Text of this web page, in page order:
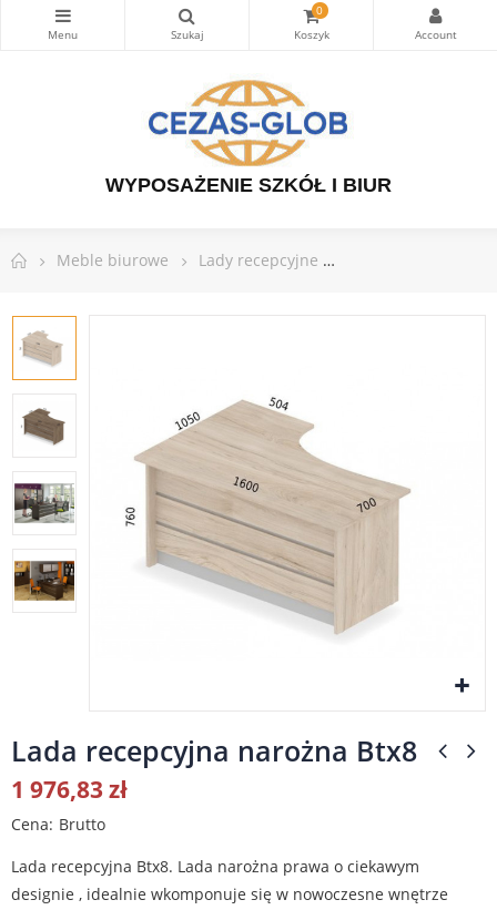
0
WYPOSAŻENIE SZKÓŁ I BIUR
Meble biurowe Lady recepcyjne
Lada recepcyjna narożna Btx8
1 976,83 zł
Cena Brutto
Lada recepcyjna Btx8. Lada narożna prawa o ciekawym
designie , idealnie wkomponuje się w nowoczesne wnętrze